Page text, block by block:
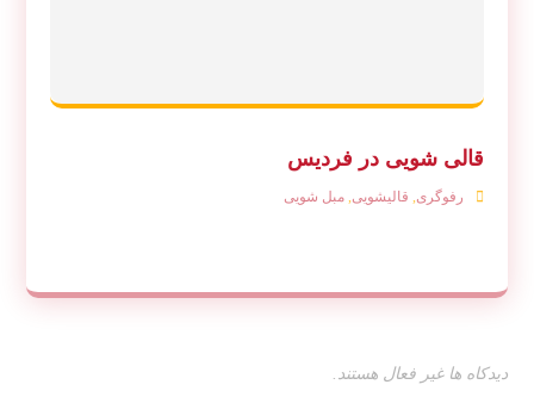
قالی شویی در فردیس
رفوگری, قالیشویی,مبل شویی
دیدکاه ها غیر فعال هستند.